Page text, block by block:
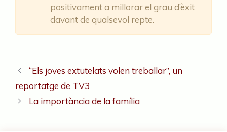
positivament a millorar el grau d’èxit
davant de qualsevol repte.
“Els joves extutelats volen treballar”, un
reportatge de TV3
La importància de la família